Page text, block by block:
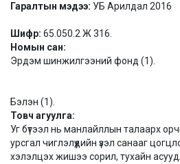
Гаралтын мэдээ: УБ Арилдал 2016
Шифр: 65.050.2 Ж 316.
Номын сан:
Эрдэм шинжилгээний фонд (1).
Бэлэн (1).
Товч агуулга:
Уг бүтээл нь манлайллын талаарх
урсгал чиглэлүүдийн үзэл санааг
хэлэлцэх жишээ сорил, тухайн